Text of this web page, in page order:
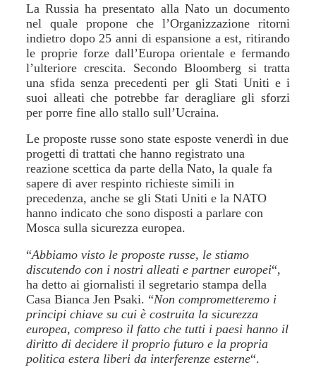
La Russia ha presentato alla Nato un documento
nel quale propone che l’Organizzazione ritorni
indietro dopo 25 anni di espansione a est, ritirando
le proprie forze dall’Europa orientale e fermando
l’ulteriore crescita. Secondo Bloomberg si tratta
una sfida senza precedenti per gli Stati Uniti e i
suoi alleati che potrebbe far deragliare gli sforzi
per porre fine allo stallo sull’Ucraina.
Le proposte russe sono state esposte venerdì in due
progetti di trattati che hanno registrato una
reazione scettica da parte della Nato, la quale fa
sapere di aver respinto richieste simili in
precedenza, anche se gli Stati Uniti e la NATO
hanno indicato che sono disposti a parlare con
Mosca sulla sicurezza europea.
“Abbiamo visto le proposte russe, le stiamo
discutendo con i nostri alleati e partner europei“,
ha detto ai giornalisti il segretario stampa della
Casa Bianca Jen Psaki. “Non comprometteremo i
principi chiave su cui è costruita la sicurezza
europea, compreso il fatto che tutti i paesi hanno il
diritto di decidere il proprio futuro e la propria
politica estera liberi da interferenze esterne“.